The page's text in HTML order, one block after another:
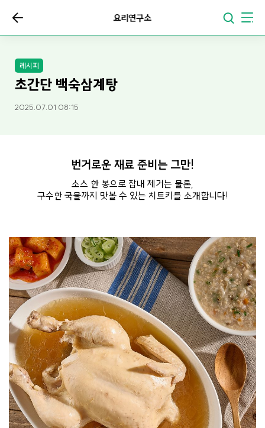
요리연구소
레시피
초간단 백숙삼계탕
2025.07.01 08:15
번거로운 재료 준비는 그만!
소스 한 봉으로 잡내 제거는 물론,
구수한 국물까지 맛볼 수 있는 치트키를 소개합니다!